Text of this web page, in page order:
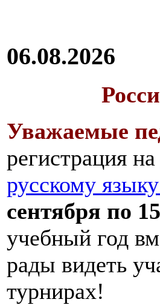
06.08.2026
Уважаемые
регистрация на
русскому
сентября по
учебный год
рады видеть
турнирах!